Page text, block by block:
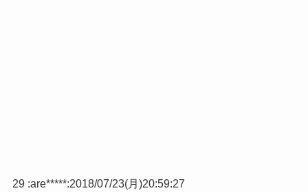
29 :are*****:2018/07/23(月)20:59:27